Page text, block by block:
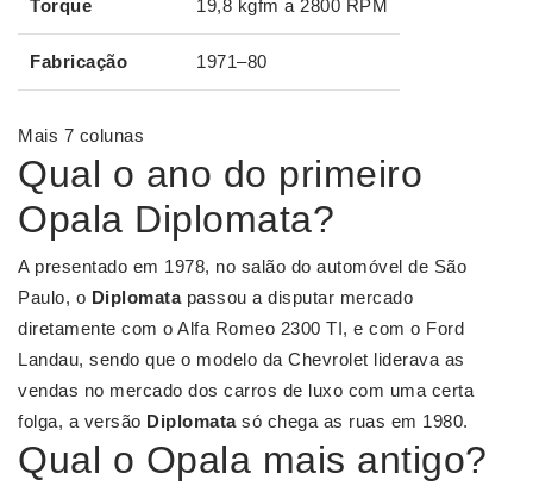
Torque 19,8 kgfm a 2800 RPM
Fabricação 1971–80
Mais 7 colunas
Qual o ano do primeiro
Opala Diplomata?
A presentado em 1978, no salão do automóvel de São
Paulo, o Diplomatapassou a disputar mercado
diretamente com o Alfa Romeo 2300 TI, e com o Ford
Landau, sendo que o modelo da Chevrolet liderava as
vendas no mercado dos carros de luxo com uma certa
folga, a versão Diplomatasó chega as ruas em 1980.
Qual o Opala mais antigo?